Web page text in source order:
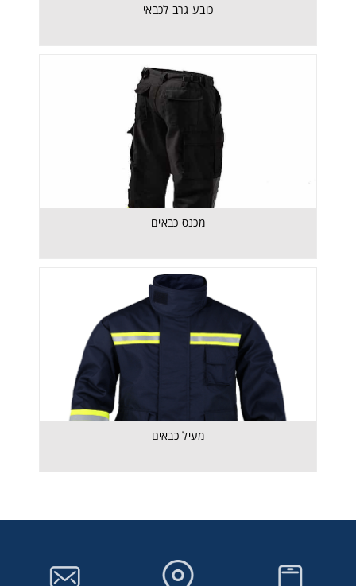
כובע גרב לכבאי
מכנס כבאים
מעיל כבאים